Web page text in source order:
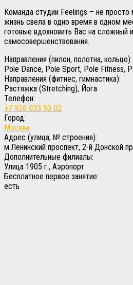
Команда студии Feelings – не
жизнь свела в одно время в одном
готовые вдохновить Вас на сложный
самосовершенствования.
Направления (пилон, полотна, кольцо):
Pole Dance, Pole Sport, Pole Fitness,
Направления (фитнес, гимнастика):
Растяжка (Stretching), Йога
Телефон:
+7 926 033 50 02
Город:
Москва
Адрес (улица, № строения):
м.Ленинский проспект, 2-й Донской
Дополнительные филиалы:
Улица 1905 г., Аэропорт
Бесплатное первое занятие:
есть